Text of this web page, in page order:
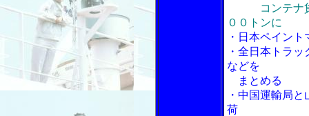
コンテナ
００トンに
・日本ペイン
・全日本トラ
などを
まとめる
・中国運輸局
荷